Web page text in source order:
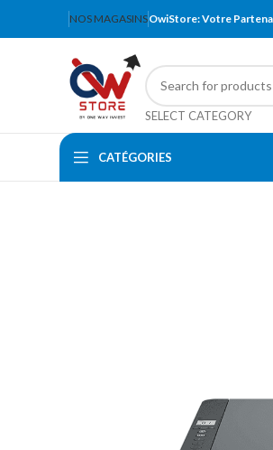
NOS MAGASINSOwiStore: Votre
SELECT CATEGORY
CATÉGORIES